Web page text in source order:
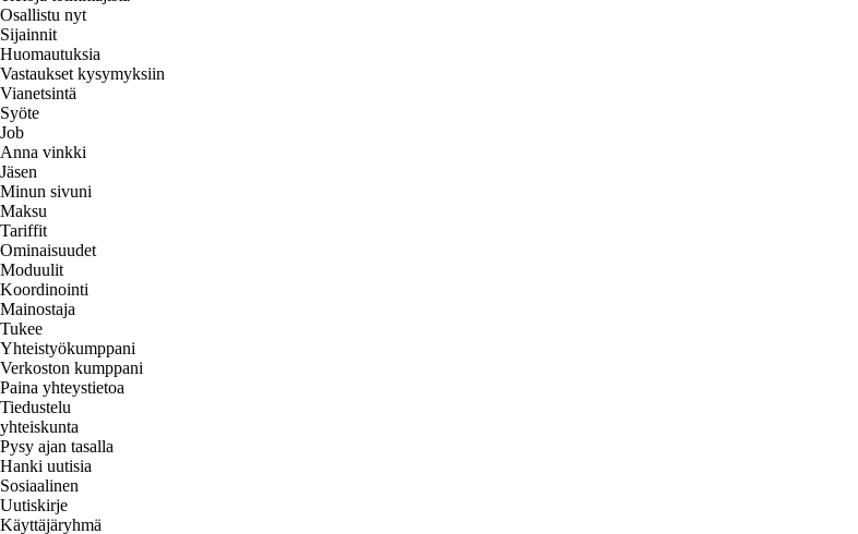
Osallistu nyt
Sijainnit
Huomautuksia
Vastaukset kysymyksiin
Vianetsintä
Syöte
Job
Anna vinkki
Jäsen
Minun sivuni
Maksu
Tariffit
Ominaisuudet
Moduulit
Koordinointi
Mainostaja
Tukee
Yhteistyökumppani
Verkoston kumppani
Paina yhteystietoa
Tiedustelu
yhteiskunta
Pysy ajan tasalla
Hanki uutisia
Sosiaalinen
Uutiskirje
Käyttäjäryhmä